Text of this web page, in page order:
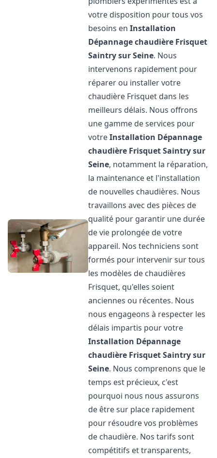
votre disposition pour tous vos
besoins enInstallation
Dépannage chaudière Frisquet
Saintry sur Seine. Nous
intervenons rapidement pour
réparer ou installer votre
chaudière Frisquet dans les
meilleurs délais. Nous offrons
une gamme de services pour
votreInstallation Dépannage
chaudière FrisquetSaintry sur
Seine, notamment la réparation,
la maintenance et l'installation
de nouvelles chaudières. Nous
travaillons avec des pièces de
qualité pour garantir une durée
de vie prolongée de votre
appareil. Nos techniciens sont
formés pour intervenir sur tous
les modèles de chaudières
Frisquet, qu'elles soient
anciennes ou récentes. Nous
nous engageons à respecter les
délais impartis pour votre
Installation Dépannage
chaudière FrisquetSaintry sur
Seine. Nous comprenons que le
temps est précieux, c'est
pourquoi nous nous assurons
de être sur place rapidement
pour résoudre vos problèmes
de chaudière. Nos tarifs sont
compétitifs et transparents,